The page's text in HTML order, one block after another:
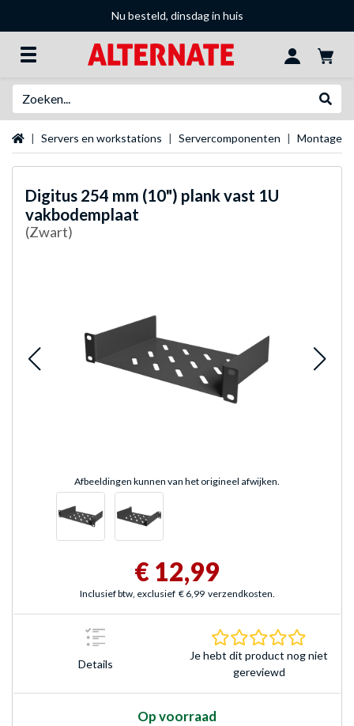
Nu besteld, dinsdag in huis
StartpaginaServers en workstations Servercomponenten
Digitus 254 mm (10") plank vast 1U
vakbodemplaat
(Zwart)
Afbeeldingen kunnen van het origineel afwijken.
€ 12,99
Inclusief btw, exclusief € 6,99 verzendkosten.
Details
Je hebt dit product nog niet
gereviewd
Op voorraad